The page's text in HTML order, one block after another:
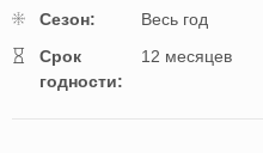
Cезон:
Весь год
Cрок
годности:
12 месяцев